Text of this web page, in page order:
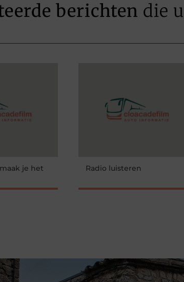
berichten die
je het
Radio luisteren